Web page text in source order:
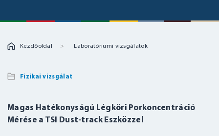
Kezdőoldal Laboratóriumi vizsgálatok
Fizikai vizsgálat
Magas Hatékonyságú Légköri Porkoncentráció
Mérése a TSI Dust-track Eszközzel